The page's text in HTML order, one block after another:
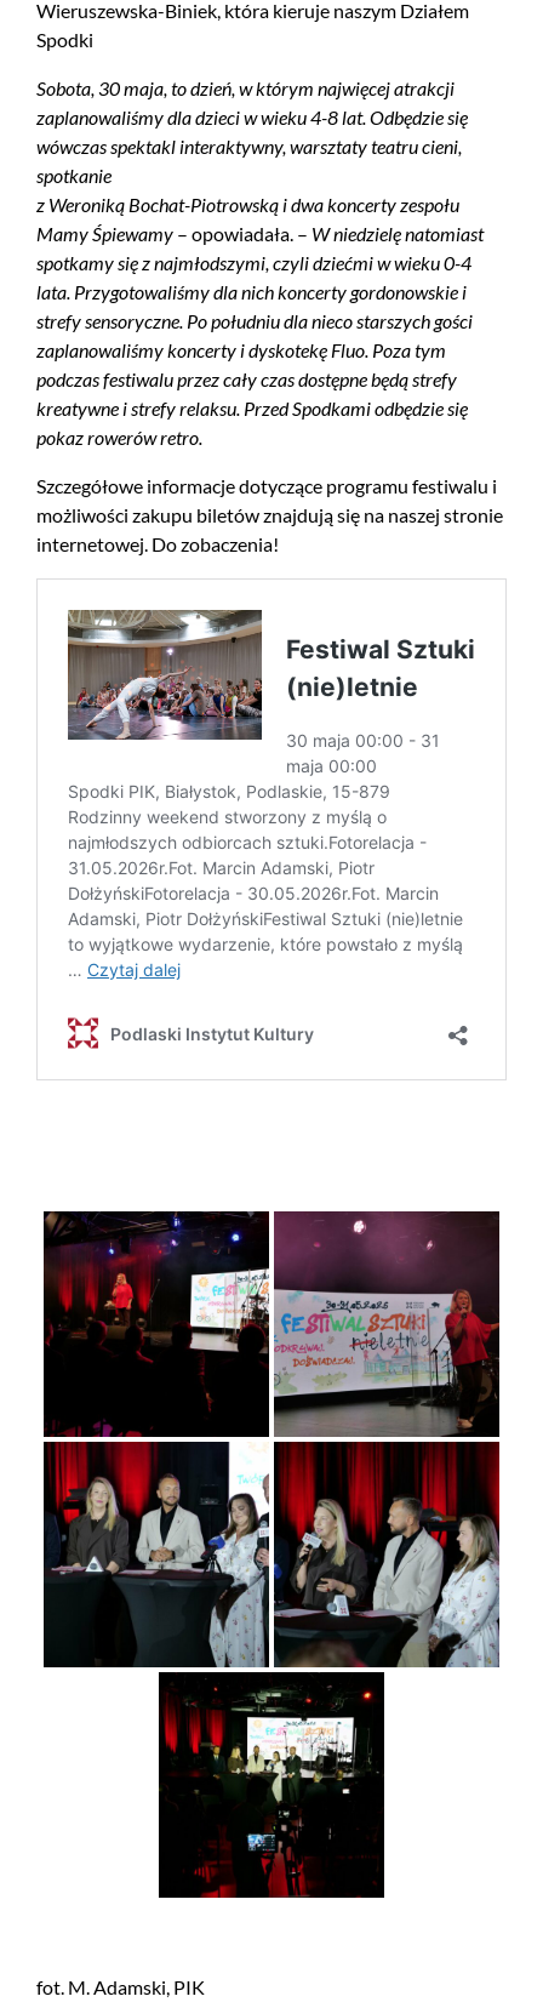
Wieruszewska-Biniek, która kieruje naszym Działem
Spodki
Sobota, 30 maja, to dzień, w którym najwięcej atrakcji
zaplanowaliśmy dla dzieci w wieku 4-8 lat. Odbędzie się
wówczas spektakl interaktywny, warsztaty teatru cieni,
spotkanie
z Weroniką Bochat-Piotrowską i dwa koncerty zespołu
Mamy Śpiewamy – opowiadała. – W niedzielę natomiast
spotkamy się z najmłodszymi, czyli dziećmi w wieku 0-4
lata. Przygotowaliśmy dla nich koncerty gordonowskie i
strefy sensoryczne. Po południu dla nieco starszych gości
zaplanowaliśmy koncerty i dyskotekę Fluo. Poza tym
podczas festiwalu przez cały czas dostępne będą strefy
kreatywne i strefy relaksu. Przed Spodkami odbędzie się
pokaz rowerów retro.
Szczegółowe informacje dotyczące programu festiwalu i
możliwości zakupu biletów znajdują się na naszej stronie
internetowej. Do zobaczenia!
fot. M. Adamski, PIK